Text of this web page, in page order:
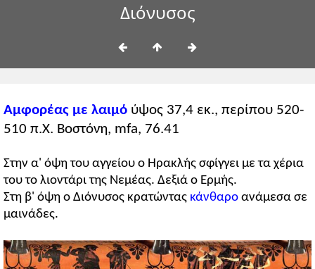
Διόνυσος
Αμφορέας με λαιμό ύψος 37,4 εκ., περίπου 520-
510 π.Χ. Βοστόνη, mfa, 76.41
Στην α' όψη του αγγείου ο Ηρακλής σφίγγει με τα χέρια
του το λιοντάρι της Νεμέας. Δεξιά ο Ερμής.
Στη β' όψη ο Διόνυσος κρατώντας κάνθαρο ανάμεσα σε
μαινάδες.